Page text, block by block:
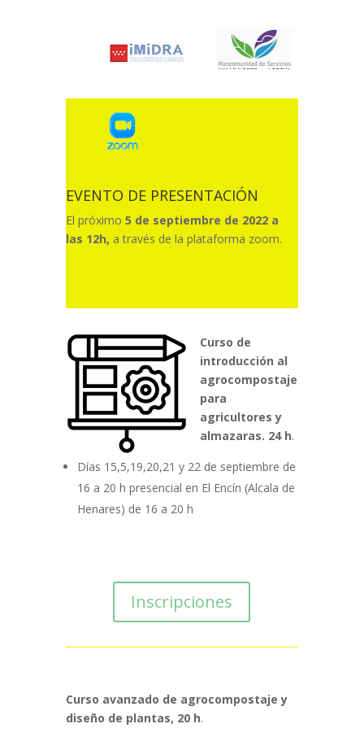
EVENTO DE PRESENTACIÓN
El próximo 5 de septiembre de 2022 a
las 12h, a través de la plataforma zoom.
Curso de
introducción al
agrocompostaje
para
agricultores y
almazaras. 24 h.
Días 15,5,19,20,21 y 22 de septiembre de
16 a 20 h presencial en El Encín (Alcala de
Henares) de 16 a 20 h
Inscripciones
Curso avanzado de agrocompostaje y
diseño de plantas, 20 h.